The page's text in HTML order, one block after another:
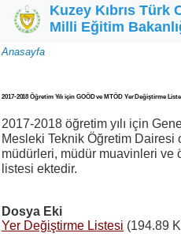
Ana içeriğe atla
Kuzey Kıbrıs Türk
Milli Eğitim
Sayfa
Anasayfa
2017-2018 Öğretim Yılı için GOÖD ve MTÖD Yer Değiştirme
2017-2018 öğretim yılı için
Mesleki Teknik Öğretim Dairesi
müdürleri, müdür muavinleri ve
listesi ektedir.
Dosya Eki
Yer Değiştirme Listesi (194.89